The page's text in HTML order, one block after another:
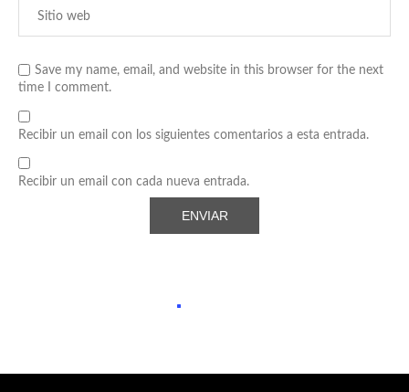
Save my name, email, and website in this browser for the next
time I comment.
Recibir un email con los siguientes comentarios a esta entrada.
Recibir un email con cada nueva entrada.